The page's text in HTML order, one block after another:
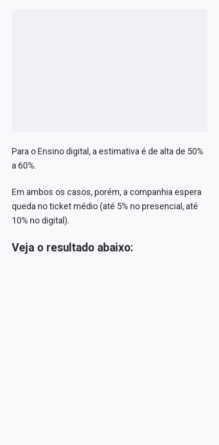
Para o Ensino digital, a estimativa é de alta de 50%
a 60%.
Em ambos os casos, porém, a companhia espera
queda no ticket médio (até 5% no presencial, até
10% no digital).
Veja o resultado abaixo: